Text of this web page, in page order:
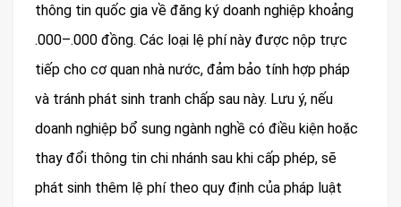
thông tin quốc gia về đăng ký doanh nghiệp khoảng
.000–.000 đồng. Các loại lệ phí này được nộp trực
tiếp cho cơ quan nhà nước, đảm bảo tính hợp pháp
và tránh phát sinh tranh chấp sau này. Lưu ý, nếu
doanh nghiệp bổ sung ngành nghề có điều kiện hoặc
thay đổi thông tin chi nhánh sau khi cấp phép, sẽ
phát sinh thêm lệ phí theo quy định của pháp luật